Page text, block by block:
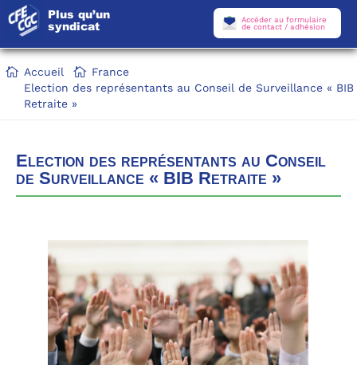
Plus qu’un
syndicat
Accéder au formulaire
de contact / adhésion
Accueil
France
Election des représentants au Conseil de Surveillance « BIB
Retraite »
Election des représentants au Conseil
de Surveillance « BIB Retraite »